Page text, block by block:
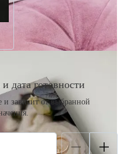
дата готовности
и зависит от выбранной